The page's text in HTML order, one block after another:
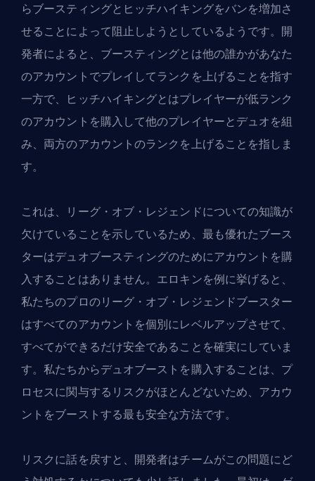
らブースティングとヒッチハイキングをバンを増加さ
せることによって阻止しようとしているようです。開
発者によると、ブースティングとは他の誰かがあなた
のアカウントでプレイしてランクを上げることを指す
一方で、ヒッチハイキングとはプレイヤーが低ランク
のアカウントを購入して他のプレイヤーとデュオを組
み、両方のアカウントのランクを上げることを指しま
す。
これは、リーグ・オブ・レジェンドについての知識が
欠けていることを示しているため、最も優れたブース
ターはデュオブースティングのためにアカウントを購
入することはありません。エロキンを例に挙げると、
私たちのプロのリーグ・オブ・レジェンドブースター
はすべてのアカウントを個別にレベルアップさせて、
すべてができるだけ安全であることを確実にしていま
す。私たちからデュオブーストを購入することは、プ
ロセスに関与するリスクがほとんどないため、アカウ
ントをブーストする最も安全な方法です。
リスクに話を戻すと、開発者はチームがこの問題にど